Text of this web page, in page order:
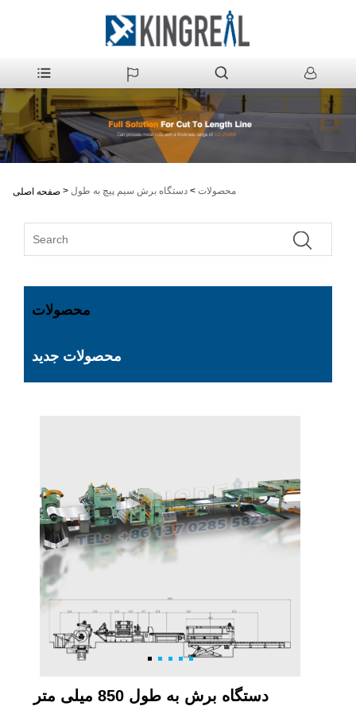
صفحه اصلی > محصولات > دستگاه برش سیم پیچ به طول
محصولات
محصولات جدید
دستگاه برش به طول 850 میلی متر